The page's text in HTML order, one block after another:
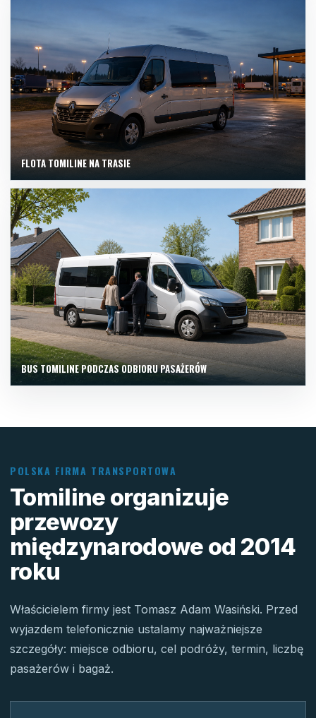
FLOTA TOMILINE NA TRASIE
BUS TOMILINE PODCZAS ODBIORU PASAŻERÓW
POLSKA FIRMA TRANSPORTOWA
Tomiline organizuje
przewozy
międzynarodowe od 2014
roku
Właścicielem firmy jest Tomasz Adam Wasiński. Przed
wyjazdem telefonicznie ustalamy najważniejsze
szczegóły: miejsce odbioru, cel podróży, termin, liczbę
pasażerów i bagaż.